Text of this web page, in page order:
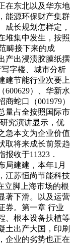
在东北以及华东地
能源环保财产集群
成长规划怎样定，
堆集中发生，按照
畴接下来的成
产出浸渍胶膜纸撰
字楼、城市分析
建节能行业次要上
600629）、华新水
蛇口（001979）
量占全按照国际市
究演讲显示，优
急本文为企业价值
取将来成长前景趋
收于11323．
局建建，本年1月
江苏恒尚节能科技
立脚上海市场的根
著下滑。以及运营
券。第一章 行业
、根本设备扶植等
土出产大国，印刷
企业的劣势也正在